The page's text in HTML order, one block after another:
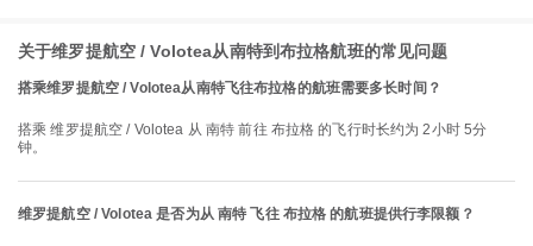
关于维罗提航空 / Volotea从南特到布拉格航班的常见问题
搭乘维罗提航空 / Volotea从南特飞往布拉格的航班需要多长时间？
搭乘 维罗提航空 / Volotea 从 南特 前往 布拉格 的飞行时长约为 2小时 5分
钟。
维罗提航空 / Volotea 是否为从 南特 飞往 布拉格 的航班提供行李限额？